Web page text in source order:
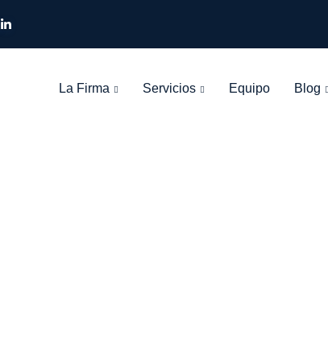
La Firma Servicios Equipo Blog